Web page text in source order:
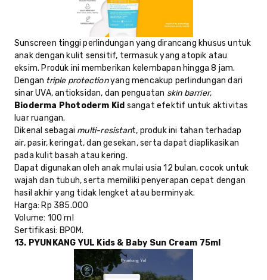
Sunscreen tinggi perlindungan yang dirancang khusus untuk
anak dengan kulit sensitif, termasuk yang atopik atau
eksim. Produk ini memberikan kelembapan hingga 8 jam.
Dengan triple protectionyang mencakup perlindungan dari
sinar UVA, antioksidan, dan penguatan skin barrier,
Bioderma Photoderm Kid sangat efektif untuk aktivitas
luar ruangan.
Dikenal sebagai multi-resistant, produk ini tahan terhadap
air, pasir, keringat, dan gesekan, serta dapat diaplikasikan
pada kulit basah atau kering.
Dapat digunakan oleh anak mulai usia 12 bulan, cocok untuk
wajah dan tubuh, serta memiliki penyerapan cepat dengan
hasil akhir yang tidak lengket atau berminyak.
Harga: Rp 385.000
Volume: 100 ml
Sertifikasi: BPOM.
13. PYUNKANG YUL Kids & Baby Sun Cream 75ml